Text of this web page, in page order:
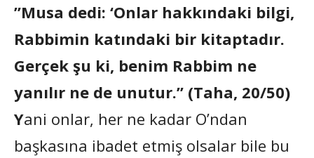
”Musa dedi: ‘Onlar hakkındaki bilgi,
Rabbimin katındaki bir kitaptadır.
Gerçek şu ki, benim Rabbim ne
yanılır ne de unutur.” (Taha, 20/50)
Yani onlar, her ne kadar O’ndan
başkasına ibadet etmiş olsalar bile bu